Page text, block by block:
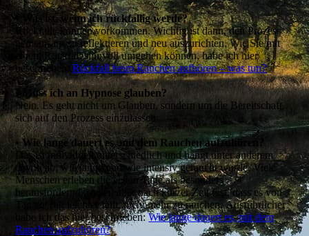
• Was ist, wenn ich rückfällig werde?
Rückfälle können vorkommen. Wichtig ist dann, den Prozess
gemeinsam zu reflektieren und neu auszurichten. Wie Sie mit
einem Rückfall sinnvoll umgehen können, habe ich hier
beschrieben:Rückfall beim Rauchen aufhören – was tun?
• Muss ich an Hypnose glauben?
Nein. Es geht nicht um Glauben, sondern um die Bereitschaft,
sich auf den Prozess einzulassen.
• Wie lange dauert es, mit dem Rauchen aufzuhören?
Das ist individuell unterschiedlich und hängt unter anderem
davon ab, wie lange und wie intensiv geraucht wurde. Viele
Menschen erleben die ersten Tage als besonders
herausfordernd, stellen aber nach kurzer Zeit fest, dass es von
Tag zu Tag leichter fällt, nicht mehr zu rauchen. Ausführlicher
habe ich das hier beschrieben:Wie lange dauert es, mit dem
Rauchen aufzuhören?